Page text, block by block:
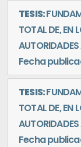
TESIS:
TOTAL DE, EN
Fecha
TESIS:
TOTAL DE, EN
Fecha